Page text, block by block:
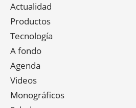
Actualidad
Productos
Tecnología
A fondo
Agenda
Videos
Monográficos